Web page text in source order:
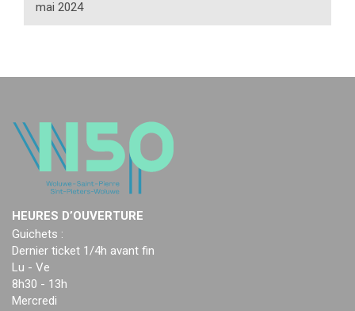
mai 2024
HEURES D’OUVERTURE
Guichets :
Dernier ticket 1/4h avant fin
Lu - Ve
8h30 - 13h
Mercredi